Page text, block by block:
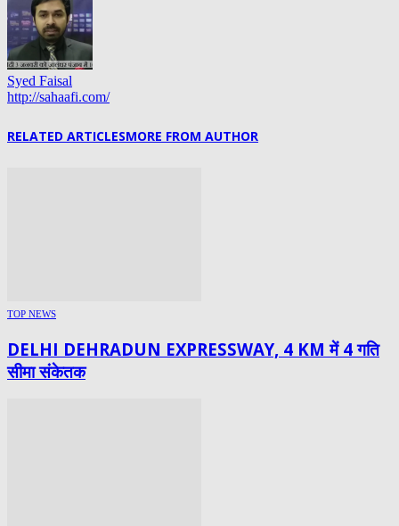
Syed Faisal
http://sahaafi.com/
RELATED ARTICLESMORE FROM AUTHOR
TOP NEWS
DELHI DEHRADUN EXPRESSWAY, 4 KM में 4 गति
सीमा संकेतक